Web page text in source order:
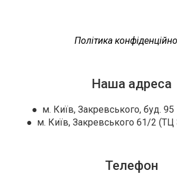
Політика
Наша адреса
● м. Київ, Закревського, буд.
● м. Київ, Закревського 61/2 (ТЦ
Телефон